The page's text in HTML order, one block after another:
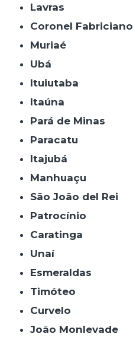
Lavras
Coronel Fabriciano
Muriaé
Ubá
Ituiutaba
Itaúna
Pará de Minas
Paracatu
Itajubá
Manhuaçu
São João del Rei
Patrocínio
Caratinga
Unaí
Esmeraldas
Timóteo
Curvelo
João Monlevade